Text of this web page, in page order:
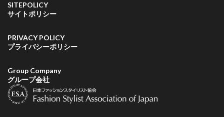
SITEPOLICY
サイトポリシー
PRIVACY POLICY
プライバシーポリシー
Group Company
グループ会社